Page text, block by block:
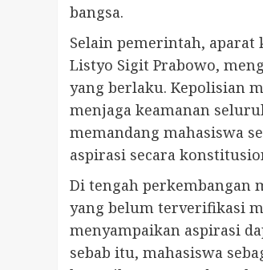
bangsa.
Selain pemerintah, aparat
Listyo Sigit Prabowo,
yang berlaku. Kepolisian
menjaga keamanan
memandang mahasiswa
aspirasi secara
Di tengah perkembangan
yang belum terverifikasi
menyampaikan aspirasi
sebab itu, mahasiswa